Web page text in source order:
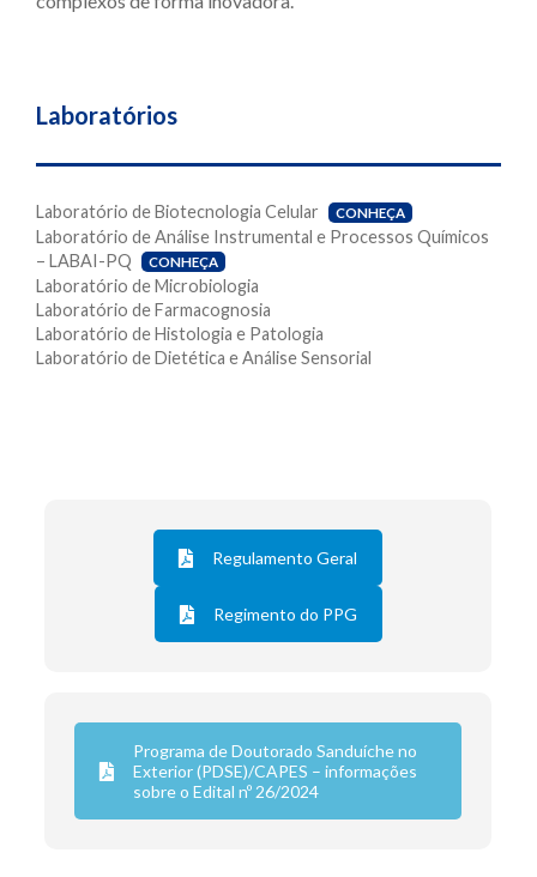
Laboratórios
Laboratório de Biotecnologia Celular CONHEÇA
Laboratório de Análise Instrumental e Processos Químicos
– LABAI-PQ
CONHEÇA
Laboratório de Microbiologia
Laboratório de Farmacognosia
Laboratório de Histologia e Patologia
Laboratório de Dietética e Análise Sensorial
Regulamento Geral
Regimento do PPG
Programa de Doutorado Sanduíche no
Exterior (PDSE)/CAPES – informações
sobre o Edital nº 26/2024